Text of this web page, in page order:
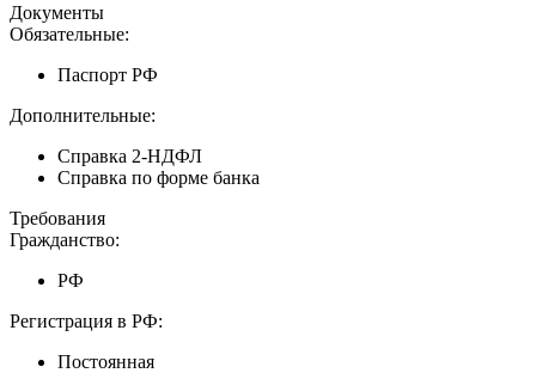
Документы
Обязательные:
Паспорт РФ
Дополнительные:
Справка 2-НДФЛ
Справка по форме банка
Требования
Гражданство:
РФ
Регистрация в РФ:
Постоянная